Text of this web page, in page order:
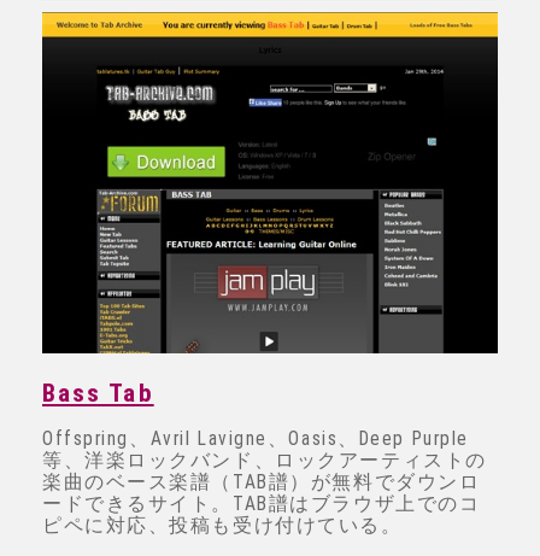
Bass Tab
Offspring、Avril Lavigne、Oasis、Deep Purple
等、洋楽ロックバンド、ロックアーティストの
楽曲のベース楽譜（TAB譜）が無料でダウンロ
ードできるサイト。TAB譜はブラウザ上でのコ
ピペに対応、投稿も受け付けている。